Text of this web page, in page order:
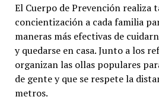
El Cuerpo de Prevención realiza
concientización a cada familia
maneras más efectivas de
y quedarse en casa. Junto a los
organizan las ollas populares
de gente y que se respete la
metros.